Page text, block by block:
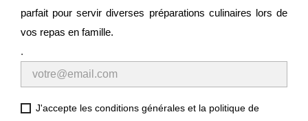
parfait pour servir diverses préparations culinaires lors de
vos repas en famille.
.
J'accepte les conditions générales et la politique de